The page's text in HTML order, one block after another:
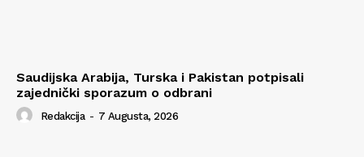
Saudijska Arabija, Turska i Pakistan potpisali
zajednički sporazum o odbrani
Redakcija - 7 Augusta, 2026